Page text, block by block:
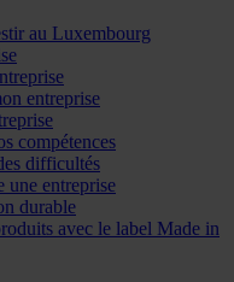
au Luxembourg
entreprise
compétences
difficultés
une entreprise
durable
avec le label Made in